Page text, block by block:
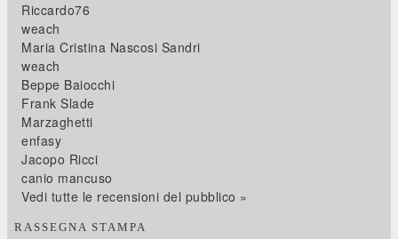
Riccardo76
weach
Maria Cristina Nascosi Sandri
weach
Beppe Baiocchi
Frank Slade
Marzaghetti
enfasy
Jacopo Ricci
canio mancuso
Vedi tutte le recensioni del pubblico »
RASSEGNA STAMPA